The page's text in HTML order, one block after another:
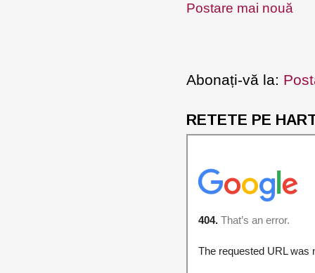
Postare mai nouă
Abonați-vă la:
RETETE PE